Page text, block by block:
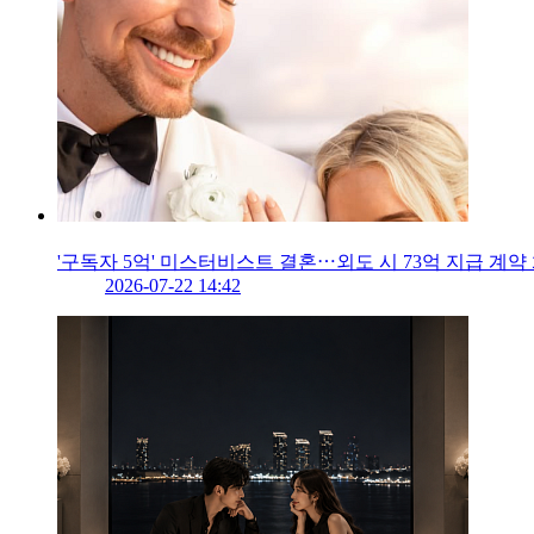
'구독자 5억' 미스터비스트 결혼⋯외도 시 73억 지급 계약
2026-07-22 14:42